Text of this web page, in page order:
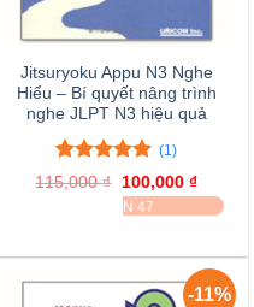
Jitsuryoku Appu N3 Nghe
Hiểu – Bí quyết nâng trình
nghe JLPT N3 hiệu quả
5.00trên 5
1
đánh giá
(1)
115,000₫ Giá
gốc
là:
100,000 ₫Giá
hiện
tại
ĐÃ BÁN 47
-11%